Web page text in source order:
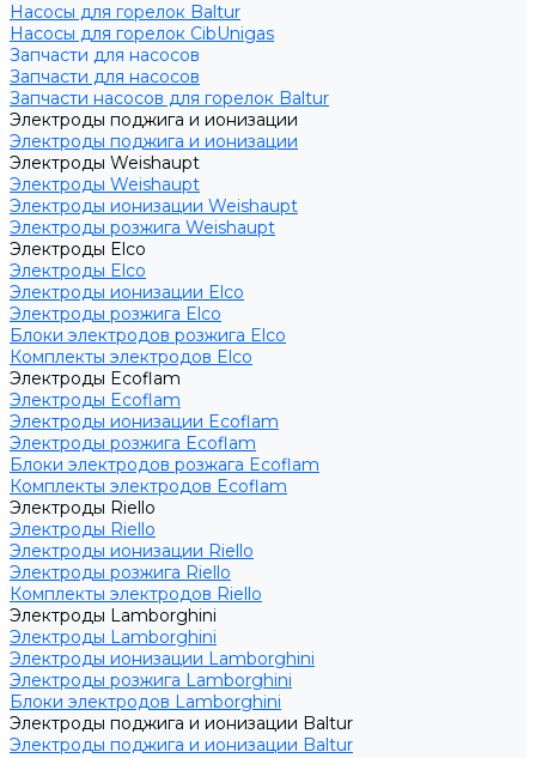
Насосы для горелок Baltur
Насосы для горелок CibUnigas
Запчасти для насосов
Запчасти для насосов
Запчасти насосов для горелок Baltur
Электроды поджига и ионизации
Электроды поджига и ионизации
Электроды Weishaupt
Электроды Weishaupt
Электроды ионизации Weishaupt
Электроды розжига Weishaupt
Электроды Elco
Электроды Elco
Электроды ионизации Elco
Электроды розжига Elco
Блоки электродов розжига Elco
Комплекты электродов Elco
Электроды Ecoflam
Электроды Ecoflam
Электроды ионизации Ecoflam
Электроды розжига Ecoflam
Блоки электродов розжага Ecoflam
Комплекты электродов Ecoflam
Электроды Riello
Электроды Riello
Электроды ионизации Riello
Электроды розжига Riello
Комплекты электродов Riello
Электроды Lamborghini
Электроды Lamborghini
Электроды ионизации Lamborghini
Электроды розжига Lamborghini
Блоки электродов Lamborghini
Электроды поджига и ионизации Baltur
Электроды поджига и ионизации Baltur